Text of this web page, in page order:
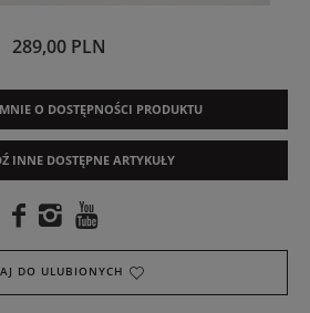
289,00 PLN
O DOSTĘPNOŚCI PRODUKTU
INNE DOSTĘPNE ARTYKUŁY
DO ULUBIONYCH